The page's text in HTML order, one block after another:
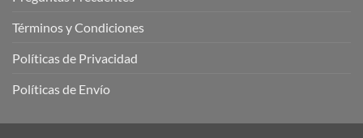
Términos y Condiciones
Políticas de Privacidad
Políticas de Envío